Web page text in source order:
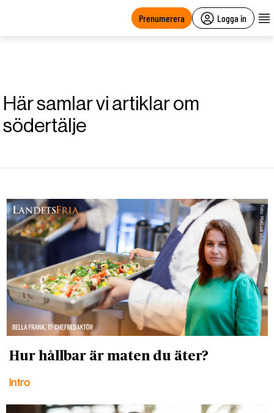
Prenumerera Logga in
Här samlar vi artiklar om
södertälje
Hur hållbar är maten du äter?
Intro